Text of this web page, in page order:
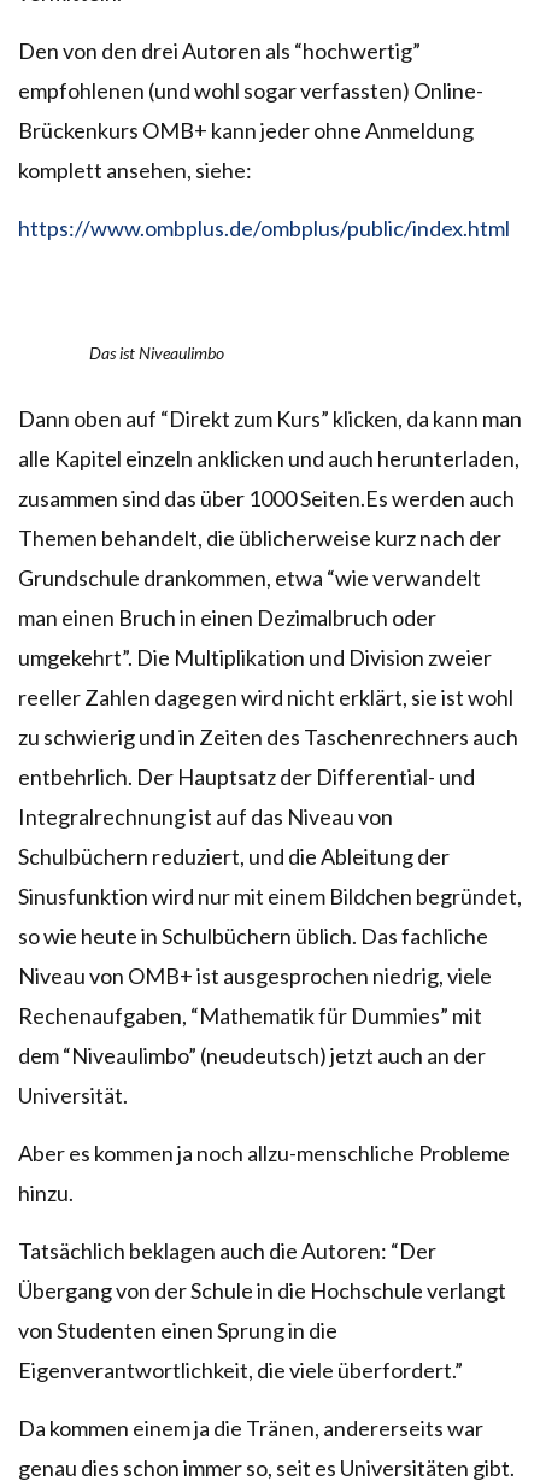
Den von den drei Autoren als “hochwertig”
empfohlenen (und wohl sogar verfassten) Online-
Brückenkurs OMB+ kann jeder ohne Anmeldung
komplett ansehen, siehe:
https://www.ombplus.de/ombplus/public/index.html
Das ist Niveaulimbo
Dann oben auf “Direkt zum Kurs” klicken, da kann man
alle Kapitel einzeln anklicken und auch herunterladen,
zusammen sind das über 1000 Seiten.Es werden auch
Themen behandelt, die üblicherweise kurz nach der
Grundschule drankommen, etwa “wie verwandelt
man einen Bruch in einen Dezimalbruch oder
umgekehrt”. Die Multiplikation und Division zweier
reeller Zahlen dagegen wird nicht erklärt, sie ist wohl
zu schwierig und in Zeiten des Taschenrechners auch
entbehrlich. Der Hauptsatz der Differential- und
Integralrechnung ist auf das Niveau von
Schulbüchern reduziert, und die Ableitung der
Sinusfunktion wird nur mit einem Bildchen begründet,
so wie heute in Schulbüchern üblich. Das fachliche
Niveau von OMB+ ist ausgesprochen niedrig, viele
Rechenaufgaben, “Mathematik für Dummies” mit
dem “Niveaulimbo” (neudeutsch) jetzt auch an der
Universität.
Aber es kommen ja noch allzu-menschliche Probleme
hinzu.
Tatsächlich beklagen auch die Autoren: “Der
Übergang von der Schule in die Hochschule verlangt
von Studenten einen Sprung in die
Eigenverantwortlichkeit, die viele überfordert.”
Da kommen einem ja die Tränen, andererseits war
genau dies schon immer so, seit es Universitäten gibt.